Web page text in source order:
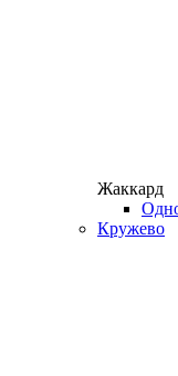
Жаккард
Кружево